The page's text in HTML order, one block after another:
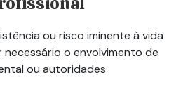
ou risco iminente à vida
o envolvimento de
ou autoridades